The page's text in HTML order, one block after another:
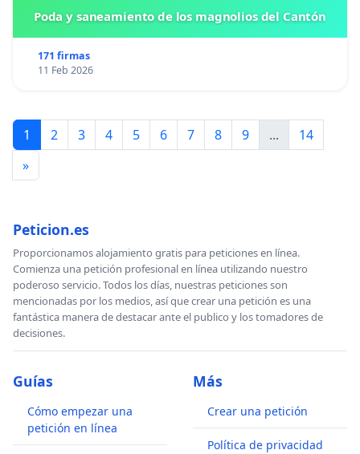
Poda y saneamiento de los magnolios del Cantón
171 firmas
11 Feb 2026
1 2 3 4 5 6 7 8 9 ...
14
»
Peticion.es
Proporcionamos alojamiento gratis para peticiones en línea.
Comienza una petición profesional en línea utilizando nuestro
poderoso servicio. Todos los días, nuestras peticiones son
mencionadas por los medios, así que crear una petición es una
fantástica manera de destacar ante el publico y los tomadores de
decisiones.
Guías
Cómo empezar una
petición en línea
Más
Crear una petición
Política de privacidad